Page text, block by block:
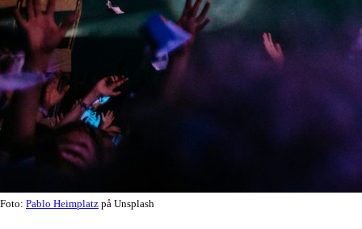
Foto: Pablo Heimplatz på Unsplash